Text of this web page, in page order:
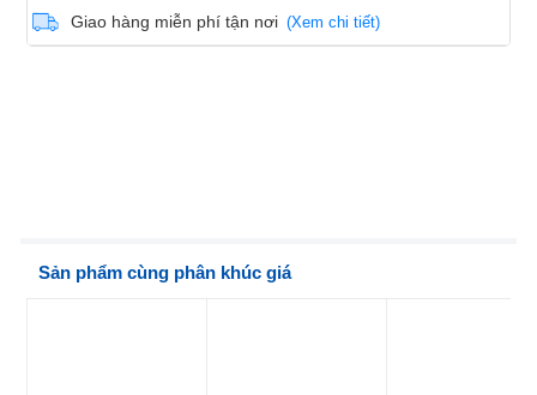
Giao hàng miễn phí tận nơi (Xem chi tiết)
Sản phẩm cùng phân khúc giá